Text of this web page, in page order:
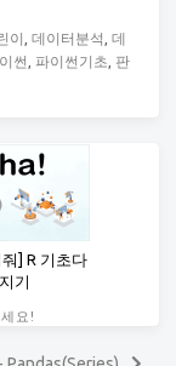
이 데이터분석
데
썬 파이썬기초
판
줘] R 기초다
지기
요!